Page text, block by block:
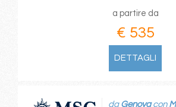
a partire da
€ 535
DETTAGLI
da Genovacon